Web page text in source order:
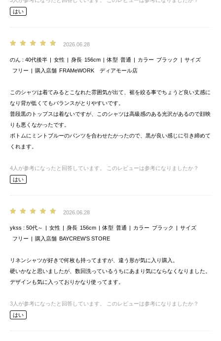
はい
2026.06.28
のん 40代後半 女性 身長 156cm 体型 普通 カラー ブラック
サイズ
フリー
購入店舗 FRAMeWORK ディアモール店
このシャツは着てみるとこなれた雰囲気が出て、裾を絞る事でちょうど良い丈感に
なり背が低くてもバランスがとりやすいです。
普段黒のトップスは着ないですが、このシャツは高級感のある光沢があるので顔映
りも悪くなかったです。
ボトムにミントブルーのパンツを合わせたかったので、黒が良い感じに引き締めて
くれます。
4 人が参考になったと回答しています。
このレビューは参考になりましたか？
はい
2026.06.28
ykss 50代～ 女性 身長 156cm 体型 普通 カラー ブラック
サイズ
フリー
購入店舗 BAYCREW’S STORE
リネンシャツが好きで何枚も持ってますが、違う形が気に入り購入。
硬いかなと思いましたが、数回洗っているうちにあまり気にならなくなりました。
デザインも気に入っておりかなり使ってます。
3 人が参考になったと回答しています。
このレビューは参考になりましたか？
はい